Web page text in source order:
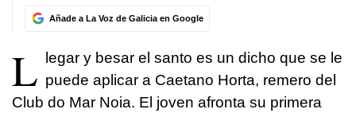
Añade a La Voz de Galicia en Google
L legar y besar el santo es un dicho que se le
puede aplicar a Caetano Horta, remero del
Club do Mar Noia. El joven afronta su primera